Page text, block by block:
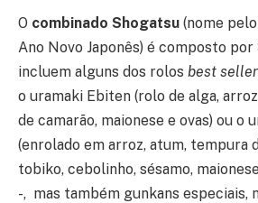
O combinado Shogatsu (nome
Ano Novo Japonês) é composto
incluem alguns dos rolos best
o uramaki Ebiten (rolo de alga,
de camarão, maionese e ovas) ou o
(enrolado em arroz, atum, tempura
tobiko, cebolinho, sésamo,
-, mas também gunkans especiais,